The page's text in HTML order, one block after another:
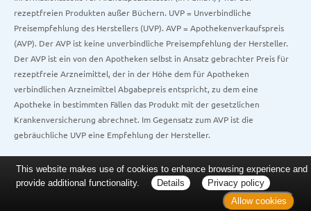
rezeptfreien Produkten außer Büchern. UVP = Unverbindliche
Preisempfehlung des Herstellers (UVP). AVP = Apothekenverkaufspreis
(AVP). Der AVP ist keine unverbindliche Preisempfehlung der Hersteller.
Der AVP ist ein von den Apotheken selbst in Ansatz gebrachter Preis für
rezeptfreie Arzneimittel, der in der Höhe dem für Apotheken
verbindlichen Arzneimittel Abgabepreis entspricht, zu dem eine
Apotheke in bestimmten Fällen das Produkt mit der gesetzlichen
Krankenversicherung abrechnet. Im Gegensatz zum AVP ist die
gebräuchliche UVP eine Empfehlung der Hersteller.
This website makes use of cookies to enhance browsing experience and
provide additional functionality.
Details
Privacy policy
Allow cookies